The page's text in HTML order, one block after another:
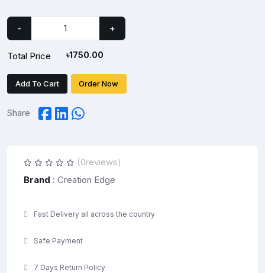
- +
Total Price ৳1750.00
Add To Cart Order Now
Share
(0reviews)
Brand : Creation Edge
Fast Delivery all across the country
Safe Payment
7 Days Return Policy